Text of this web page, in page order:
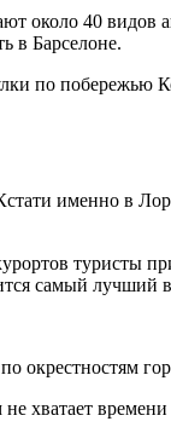
около 40
в Барселоне.
по
именно в
самый лучший в
окрестностям